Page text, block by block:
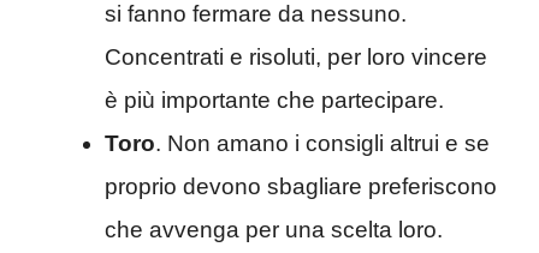
si fanno fermare da nessuno.
Concentrati e risoluti, per loro vincere
è più importante che partecipare.
Toro. Non amano i consigli altrui e se
proprio devono sbagliare preferiscono
che avvenga per una scelta loro.